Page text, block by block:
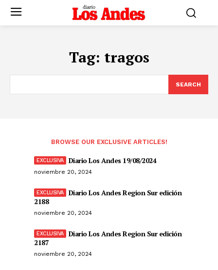
Tag: tragos
SEARCH
BROWSE OUR EXCLUSIVE ARTICLES!
Diario Los Andes 19/08/2024
noviembre 20, 2024
Diario Los Andes Region Sur edición
2188
noviembre 20, 2024
Diario Los Andes Region Sur edición
2187
noviembre 20, 2024